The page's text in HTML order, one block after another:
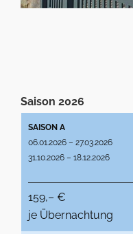
Saison 2026
SAISON A
06.01.2026 – 27.03.2026
31.10.2026 – 18.12.2026
159,– €
je Übernachtung